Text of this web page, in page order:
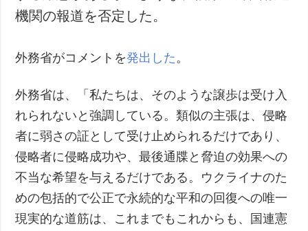
機関の報道を否定した。
外務省がコメントを発出した 。
外務省は、「私たちは、そのような譲歩は受け入
れられないと強調している。類似の主張は、侵略
者に弱さの証として受け止められるだけであり、
侵略者に侵略成功や、最後通牒と脅迫の効果への
不当な希望を与えるだけである。ウクライナのた
めの包括的で公正で永続的な平和の回復への唯一
現実的な道筋は、これまでもこれからも、国連憲